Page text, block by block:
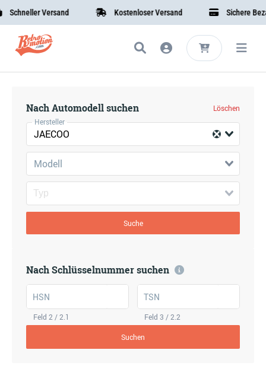
Schneller Versand Kostenloser Versand Sichere
Nach Automodell suchen
Löschen
Hersteller
JAECOO
Modell
Suche
Nach Schlüsselnummer suchen
HSN
Feld 2 / 2.1
TSN
Feld 3 / 2.2
Suchen